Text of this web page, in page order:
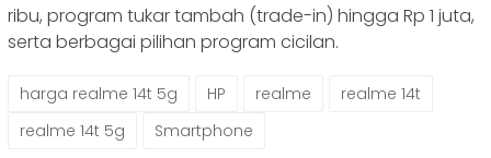
ribu, program tukar tambah (trade-in) hingga Rp 1 juta,
serta berbagai pilihan program cicilan.
harga realme 14t 5g HP realme
realme 14t
realme 14t 5g
Smartphone